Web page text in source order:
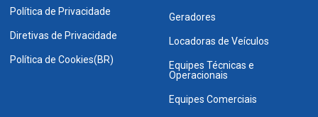
Política de Privacidade
Diretivas de Privacidade
Política de Cookies(BR)
Geradores
Locadoras de Veículos
Equipes Técnicas e
Operacionais
Equipes Comerciais